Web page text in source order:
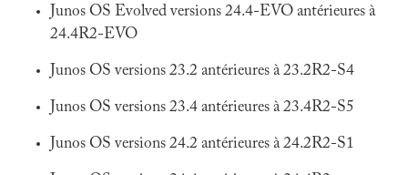
Junos OS Evolved versions 24.4-EVO antérieures à
24.4R2-EVO
Junos OS versions 23.2 antérieures à 23.2R2-S4
Junos OS versions 23.4 antérieures à 23.4R2-S5
Junos OS versions 24.2 antérieures à 24.2R2-S1